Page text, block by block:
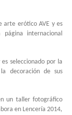
arte erótico AVE y es
internacional
seleccionado por la
decoración de sus
un taller fotográfico
en Lencería 2014,